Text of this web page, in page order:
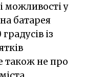
можливості у
батарея
із
також не про